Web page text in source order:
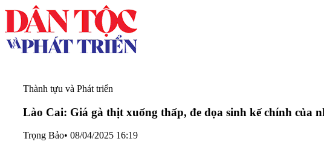
Thành tựu và Phát triển
Lào Cai: Giá gà thịt xuống thấp, đe dọa sinh kế chính của
Trọng Bảo• 08/04/2025 16:19